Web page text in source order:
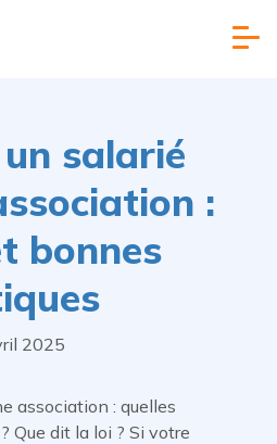
salarié
:
bonnes
2025
association : quelles
Que dit la loi ? Si votre